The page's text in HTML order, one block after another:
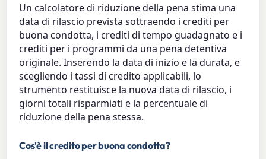
Un calcolatore di riduzione della pena stima una
data di rilascio prevista sottraendo i crediti per
buona condotta, i crediti di tempo guadagnato e i
crediti per i programmi da una pena detentiva
originale. Inserendo la data di inizio e la durata, e
scegliendo i tassi di credito applicabili, lo
strumento restituisce la nuova data di rilascio, i
giorni totali risparmiati e la percentuale di
riduzione della pena stessa.
Cos'è il credito per buona condotta?